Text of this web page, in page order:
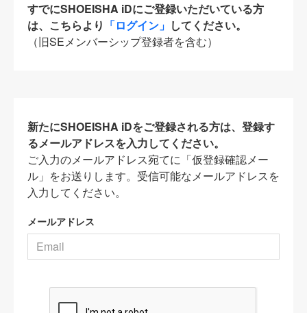
すでにSHOEISHA iDにご登録いただいている方
は、こちらより 「ログイン」 してください。
（旧SEメンバーシップ登録者を含む）
新たにSHOEISHA iDをご登録される方は、登録す
るメールアドレスを入力してください。
ご入力のメールアドレス宛てに「仮登録確認メー
ル」をお送りします。受信可能なメールアドレスを
入力してください。
メールアドレス